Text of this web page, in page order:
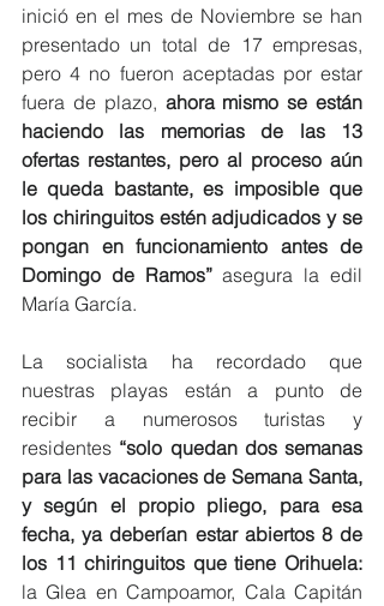
inició en el mes de Noviembre se han
presentado un total de 17 empresas,
pero 4 no fueron aceptadas por estar
fuera de plazo, ahora mismo se están
haciendo las memorias de las 13
ofertas restantes, pero al proceso aún
le queda bastante, es imposible que
los chiringuitos estén adjudicados y se
pongan en funcionamiento antes de
Domingo de Ramos” asegura la edil
María García.
La socialista ha recordado que
nuestras playas están a punto de
recibir a numerosos turistas y
residentes “solo quedan dos semanas
para las vacaciones de Semana Santa,
y según el propio pliego, para esa
fecha, ya deberían estar abiertos 8 de
la Glea en Campoamor, Cala Capitán